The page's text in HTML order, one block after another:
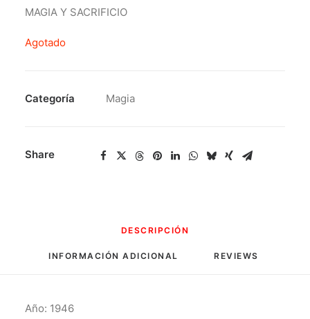
MAGIA Y SACRIFICIO
Agotado
Categoría Magia
Share
DESCRIPCIÓN
INFORMACIÓN ADICIONAL REVIEWS
Año: 1946